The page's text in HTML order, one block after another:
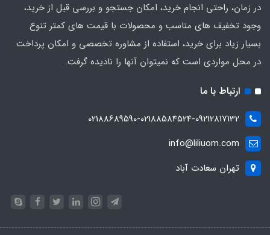
در زمان، راحتی انجام خرید، امکان جستجو و بررسی قبل از خرید،
وجود تخفیف های مناسب و محصولات با قیمت های کمتر تنوع
بسیار زیاد برای خرید، استفاده از مشاوره تخصصی و امکان پرداخت
در محل مواردی است که نمیتوان آنها را نادیده گرفت.
ارتباط با ما
02188689590-02188584524-09212817132
info@liliuom.com
تهران سعادت آباد